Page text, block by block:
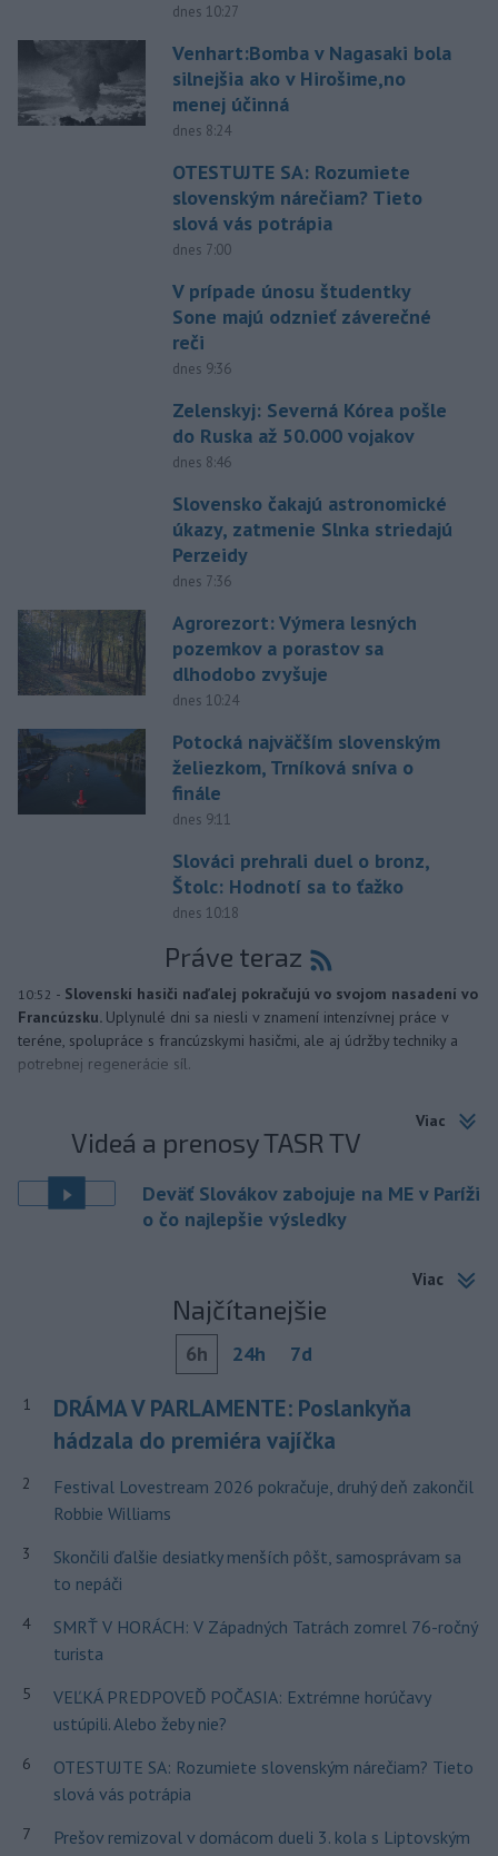
dnes 10:27
Venhart:Bomba v Nagasaki bola
silnejšia ako v Hirošime,no
menej účinná
dnes 8:24
OTESTUJTE SA: Rozumiete
slovenským nárečiam? Tieto
slová vás potrápia
dnes 7:00
V prípade únosu študentky
Sone majú odznieť záverečné
reči
dnes 9:36
Zelenskyj: Severná Kórea pošle
do Ruska až 50.000 vojakov
dnes 8:46
Slovensko čakajú astronomické
úkazy, zatmenie Slnka striedajú
Perzeidy
dnes 7:36
Agrorezort: Výmera lesných
pozemkov a porastov sa
dlhodobo zvyšuje
dnes 10:24
Potocká najväčším slovenským
želiezkom, Trníková sníva o
finále
dnes 9:11
Slováci prehrali duel o bronz,
Štolc: Hodnotí sa to ťažko
dnes 10:18
Práve teraz
10:52 - Slovenskí hasiči naďalej pokračujú vo svojom nasadení vo
Francúzsku. Uplynulé dni sa niesli v znamení intenzívnej práce v
teréne, spolupráce s francúzskymi hasičmi, ale aj údržby techniky a
potrebnej regenerácie síl.
Viac
Videá a prenosy TASR TV
Deväť Slovákov zabojuje na ME v Paríži
o čo najlepšie výsledky
Viac
Najčítanejšie
6h 24h 7d
1
DRÁMA V PARLAMENTE: Poslankyňa
hádzala do premiéra vajíčka
2
Festival Lovestream 2026 pokračuje, druhý deň zakončil
Robbie Williams
3
Skončili ďalšie desiatky menších pôšt, samosprávam sa
to nepáči
4
SMRŤ V HORÁCH: V Západných Tatrách zomrel 76-ročný
turista
5
VEĽKÁ PREDPOVEĎ POČASIA: Extrémne horúčavy
ustúpili. Alebo žeby nie?
6
OTESTUJTE SA: Rozumiete slovenským nárečiam? Tieto
slová vás potrápia
7
Prešov remizoval v domácom dueli 3. kola s Liptovským